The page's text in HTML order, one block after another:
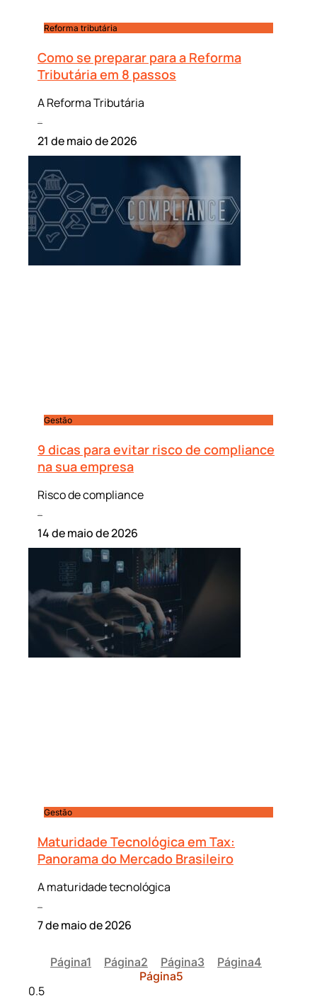
Reforma tributária
Como se preparar para a Reforma
Tributária em 8 passos
A Reforma Tributária
21 de maio de 2026
Gestão
9 dicas para evitar risco de compliance
na sua empresa
Risco de compliance
14 de maio de 2026
Gestão
Maturidade Tecnológica em Tax:
Panorama do Mercado Brasileiro
A maturidade tecnológica
7 de maio de 2026
Página1 Página2 Página3 Página4
Página5